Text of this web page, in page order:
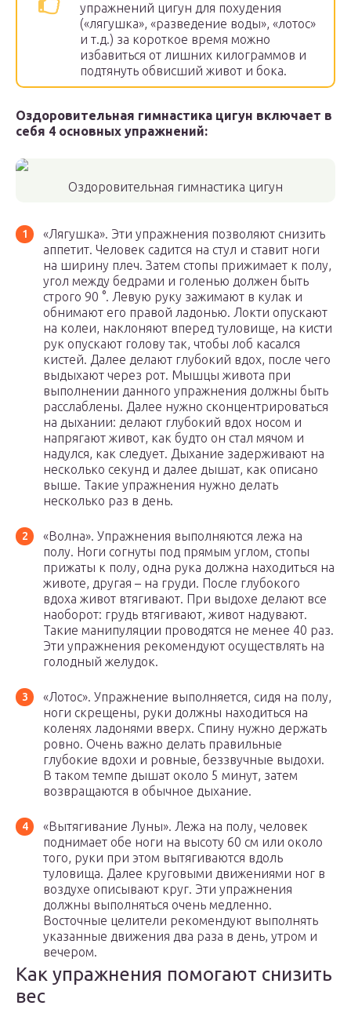
упражнений цигун для похудения
(«лягушка», «разведение воды», «лотос»
и т.д.) за короткое время можно
избавиться от лишних килограммов и
подтянуть обвисший живот и бока.
Оздоровительная гимнастика цигун включает в
себя 4 основных упражнений:
Оздоровительная гимнастика цигун
«Лягушка». Эти упражнения позволяют снизить
аппетит. Человек садится на стул и ставит ноги
на ширину плеч. Затем стопы прижимает к полу,
угол между бедрами и голенью должен быть
строго 90 °. Левую руку зажимают в кулак и
обнимают его правой ладонью. Локти опускают
на колеи, наклоняют вперед туловище, на кисти
рук опускают голову так, чтобы лоб касался
кистей. Далее делают глубокий вдох, после чего
выдыхают через рот. Мышцы живота при
выполнении данного упражнения должны быть
расслаблены. Далее нужно сконцентрироваться
на дыхании: делают глубокий вдох носом и
напрягают живот, как будто он стал мячом и
надулся, как следует. Дыхание задерживают на
несколько секунд и далее дышат, как описано
выше. Такие упражнения нужно делать
несколько раз в день.
«Волна». Упражнения выполняются лежа на
полу. Ноги согнуты под прямым углом, стопы
прижаты к полу, одна рука должна находиться на
животе, другая – на груди. После глубокого
вдоха живот втягивают. При выдохе делают все
наоборот: грудь втягивают, живот надувают.
Такие манипуляции проводятся не менее 40 раз.
Эти упражнения рекомендуют осуществлять на
голодный желудок.
«Лотос». Упражнение выполняется, сидя на полу,
ноги скрещены, руки должны находиться на
коленях ладонями вверх. Спину нужно держать
ровно. Очень важно делать правильные
глубокие вдохи и ровные, беззвучные выдохи.
В таком темпе дышат около 5 минут, затем
возвращаются в обычное дыхание.
«Вытягивание Луны». Лежа на полу, человек
поднимает обе ноги на высоту 60 см или около
того, руки при этом вытягиваются вдоль
туловища. Далее круговыми движениями ног в
воздухе описывают круг. Эти упражнения
должны выполняться очень медленно.
Восточные целители рекомендуют выполнять
указанные движения два раза в день, утром и
вечером.
Как упражнения помогают снизить
вес